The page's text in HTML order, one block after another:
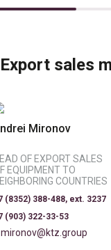
Export sales
Mironov
OF EXPORT SALES
EQUIPMENT TO
COUNTRIES
(8352) 388-488, ext. 3237
(903) 322-33-53